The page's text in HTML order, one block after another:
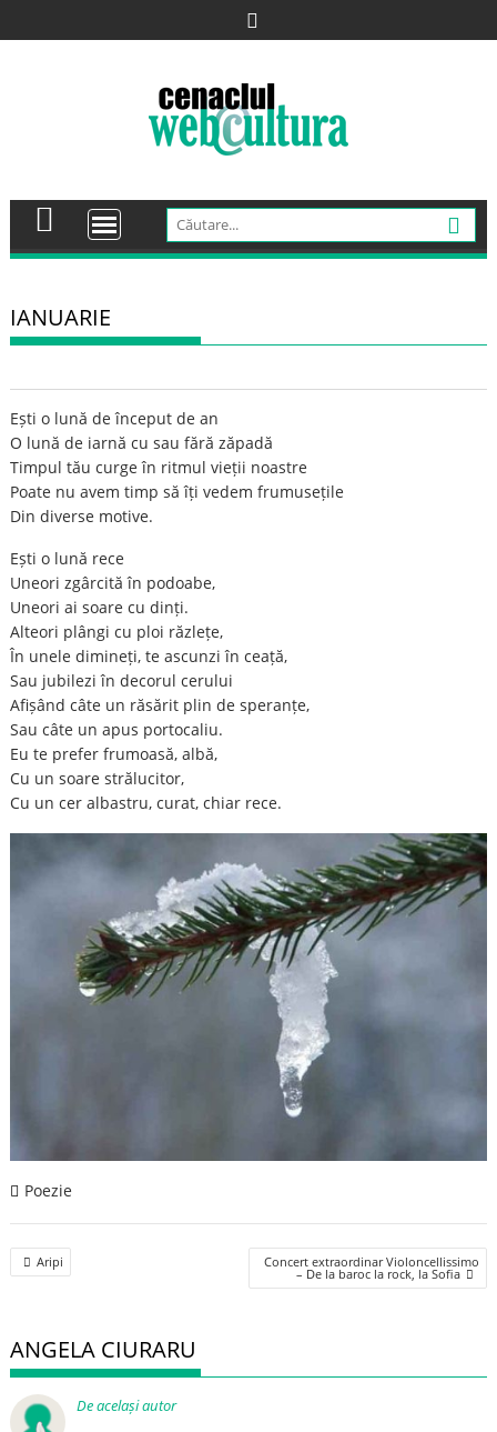
to
IANUARIE
Ești o lună de început de an
O lună de iarnă cu sau fără zăpadă
Timpul tău curge în ritmul vieții noastre
Poate nu avem timp să îți vedem frumusețile
Din diverse motive.
Ești o lună rece
Uneori zgârcită în podoabe,
Uneori ai soare cu dinți.
Alteori plângi cu ploi răzlețe,
În unele dimineți, te ascunzi în ceață,
Sau jubilezi în decorul cerului
Afișând câte un răsărit plin de speranțe,
Sau câte un apus portocaliu.
Eu te prefer frumoasă, albă,
Cu un soare strălucitor,
Cu un cer albastru, curat, chiar rece.
Poezie
Post
navigation
Aripi Concert extraordinar Violoncellissimo
– De la baroc la rock, la Sofia
ANGELA CIURARU
De același autor